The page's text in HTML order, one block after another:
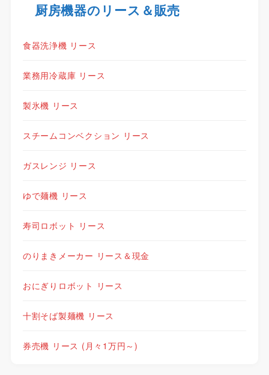
厨房機器のリース＆販売
食器洗浄機 リース
業務用冷蔵庫 リース
製氷機 リース
スチームコンベクション リース
ガスレンジ リース
ゆで麺機 リース
寿司ロボット リース
のりまきメーカー リース＆現金
おにぎりロボット リース
十割そば製麺機 リース
券売機 リース (月々1万円～)